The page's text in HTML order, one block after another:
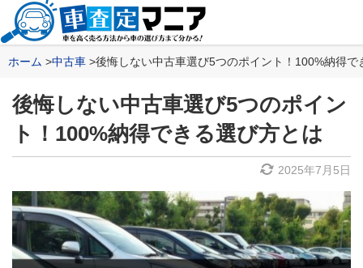
ホーム 中古車 後悔しない中古車選び5つのポイント！100%納得で
後悔しない中古車選び5つのポイン
ト！100%納得できる選び方とは
2025年7月5日